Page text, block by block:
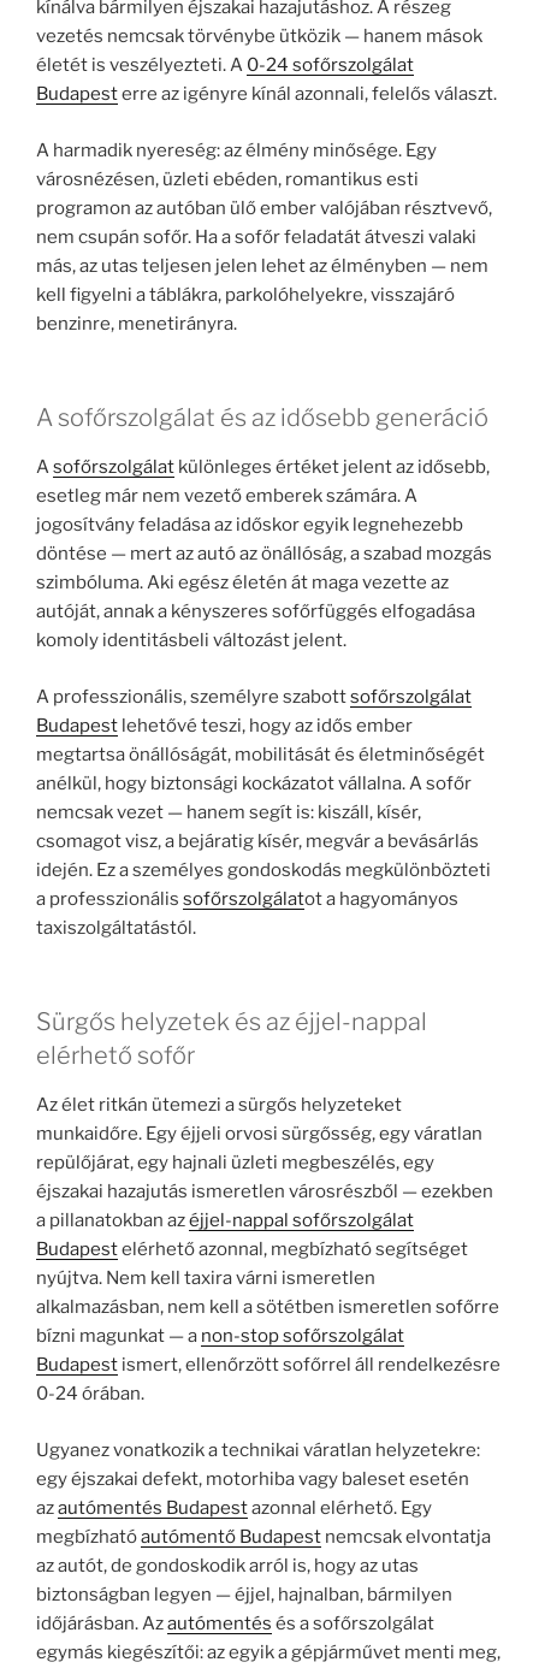
kínálva bármilyen éjszakai hazajutáshoz. A részeg
vezetés nemcsak törvénybe ütközik — hanem mások
életét is veszélyezteti. A 0-24 sofőrszolgálat
Budapesterre az igényre kínál azonnali, felelős választ.
A harmadik nyereség: az élmény minősége. Egy
városnézésen, üzleti ebéden, romantikus esti
programon az autóban ülő ember valójában résztvevő,
nem csupán sofőr. Ha a sofőr feladatát átveszi valaki
más, az utas teljesen jelen lehet az élményben — nem
kell figyelni a táblákra, parkolóhelyekre, visszajáró
benzinre, menetirányra.
A sofőrszolgálat és az idősebb generáció
Asofőrszolgálat különleges értéket jelent az idősebb,
esetleg már nem vezető emberek számára. A
jogosítvány feladása az időskor egyik legnehezebb
döntése — mert az autó az önállóság, a szabad mozgás
szimbóluma. Aki egész életén át maga vezette az
autóját, annak a kényszeres sofőrfüggés elfogadása
komoly identitásbeli változást jelent.
A professzionális, személyre szabottsofőrszolgálat
Budapest lehetővé teszi, hogy az idős ember
megtartsa önállóságát, mobilitását és életminőségét
anélkül, hogy biztonsági kockázatot vállalna. A sofőr
nemcsak vezet — hanem segít is: kiszáll, kísér,
csomagot visz, a bejáratig kísér, megvár a bevásárlás
idején. Ez a személyes gondoskodás megkülönbözteti
a professzionális sofőrszolgálatot a hagyományos
taxiszolgáltatástól.
Sürgős helyzetek és az éjjel-nappal
elérhető sofőr
Az élet ritkán ütemezi a sürgős helyzeteket
munkaidőre. Egy éjjeli orvosi sürgősség, egy váratlan
repülőjárat, egy hajnali üzleti megbeszélés, egy
éjszakai hazajutás ismeretlen városrészből — ezekben
a pillanatokban azéjjel-nappal sofőrszolgálat
Budapestelérhető azonnal, megbízható segítséget
nyújtva. Nem kell taxira várni ismeretlen
alkalmazásban, nem kell a sötétben ismeretlen sofőrre
bízni magunkat — a non-stop sofőrszolgálat
Budapest ismert, ellenőrzött sofőrrel áll rendelkezésre
0-24 órában.
Ugyanez vonatkozik a technikai váratlan helyzetekre:
egy éjszakai defekt, motorhiba vagy baleset esetén
azautómentés Budapestazonnal elérhető. Egy
megbízhatóautómentő Budapest nemcsak elvontatja
az autót, de gondoskodik arról is, hogy az utas
biztonságban legyen — éjjel, hajnalban, bármilyen
időjárásban. Azautómentés és a sofőrszolgálat
egymás kiegészítői: az egyik a gépjárművet menti meg,